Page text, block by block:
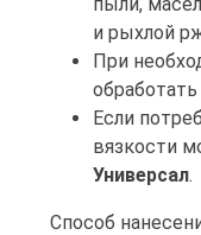
и рыхлой
При
Если
вязкости
Универсал.
Способ